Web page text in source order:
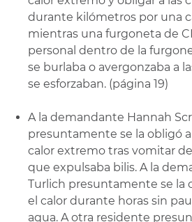
durante kilómetros por una
mientras una furgoneta de
personal dentro de la
se burlaba o avergonzaba a
se esforzaban. (página 19)
A la demandante Hannah
presuntamente se la obligó
calor extremo tras vomitar
que expulsaba bilis. A la
Turlich presuntamente se la
el calor durante horas sin
agua. A otra residente